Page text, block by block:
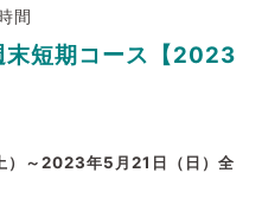
間
末短期コース【2023
～2023年5月21日（日）全